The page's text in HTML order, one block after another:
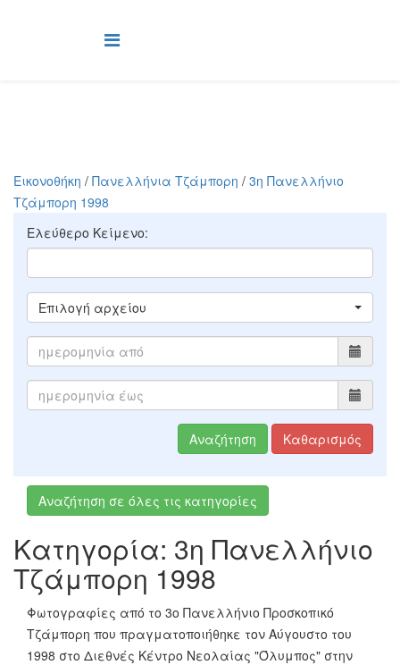
Εικονοθήκη / Πανελλήνια Τζάμπορη / 3η Πανελλήνιο
Τζάμπορη 1998
Ελεύθερο Κείμενο:
Επιλογή αρχείου
Αναζήτηση Καθαρισμός
Αναζήτηση σε όλες τις κατηγορίες
Κατηγορία: 3η Πανελλήνιο
Τζάμπορη 1998
Φωτογραφίες από το 3ο Πανελλήνιο Προσκοπικό
Τζάμπορη που πραγματοποιήθηκε τον Αύγουστο του
1998 στο Διεθνές Κέντρο Νεολαίας "Όλυμπος" στην